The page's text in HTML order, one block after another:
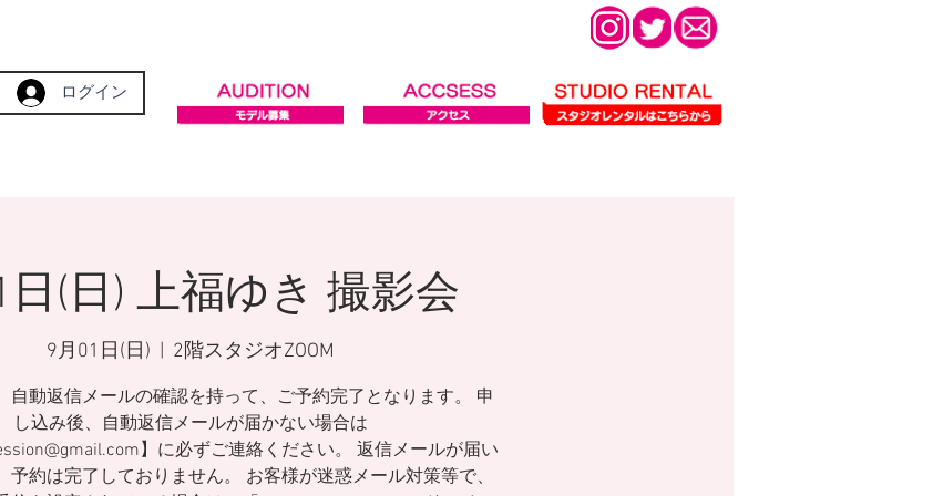
ログイン
日(日) 上福ゆき 撮影会
9月01日(日) 2階スタジオZOOM
動返信メールの確認を持って、ご予約完了となります。 申
し込み後、自動返信メールが届かない場合は
】に必ずご連絡ください。 返信メールが届い
予約は完了しておりません。 お客様が迷惑メール対策等で、